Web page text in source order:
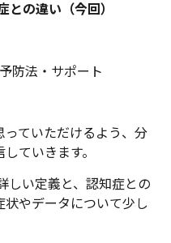
の違い（今回）
防法・サポート
っていただけるよう、分
ていきます。
しい定義と、認知症との
やデータについて少し